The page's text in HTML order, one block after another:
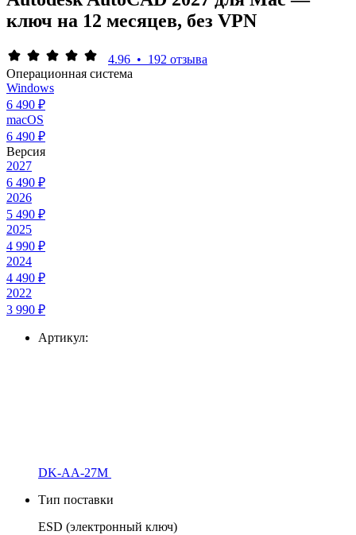
ключ на 12 месяцев, без VPN
4.96 • 192 отзыва
Операционная система
Windows
6 490 ₽
macOS
6 490 ₽
Версия
2027
6 490 ₽
2026
5 490 ₽
2025
4 990 ₽
2024
4 490 ₽
2022
3 990 ₽
Артикул:
DK-AA-27M
Тип поставки
ESD (электронный ключ)